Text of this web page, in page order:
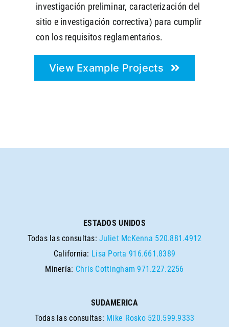
investigación preliminar, caracterización del
sitio e investigación correctiva) para cumplir
con los requisitos reglamentarios.
View Example Projects
ESTADOS UNIDOS
Todas las consultas:Juliet McKenna 520.881.4912
California: Lisa Porta 916.661.8389
Minería: Chris Cottingham 971.227.2256
SUDAMERICA
Todas las consultas: Mike Rosko 520.599.9333